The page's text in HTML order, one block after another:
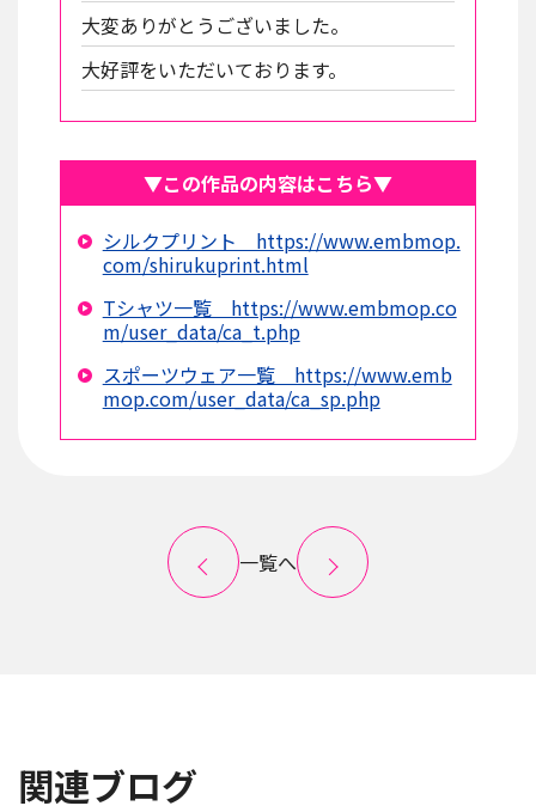
大変ありがとうございました。
大好評をいただいております。
▼この作品の内容はこちら▼
シルクプリント https://www.embmop.
com/shirukuprint.html
Tシャツ一覧 https://www.embmop.co
m/user_data/ca_t.php
スポーツウェア一覧 https://www.emb
mop.com/user_data/ca_sp.php
一覧へ
関連ブログ